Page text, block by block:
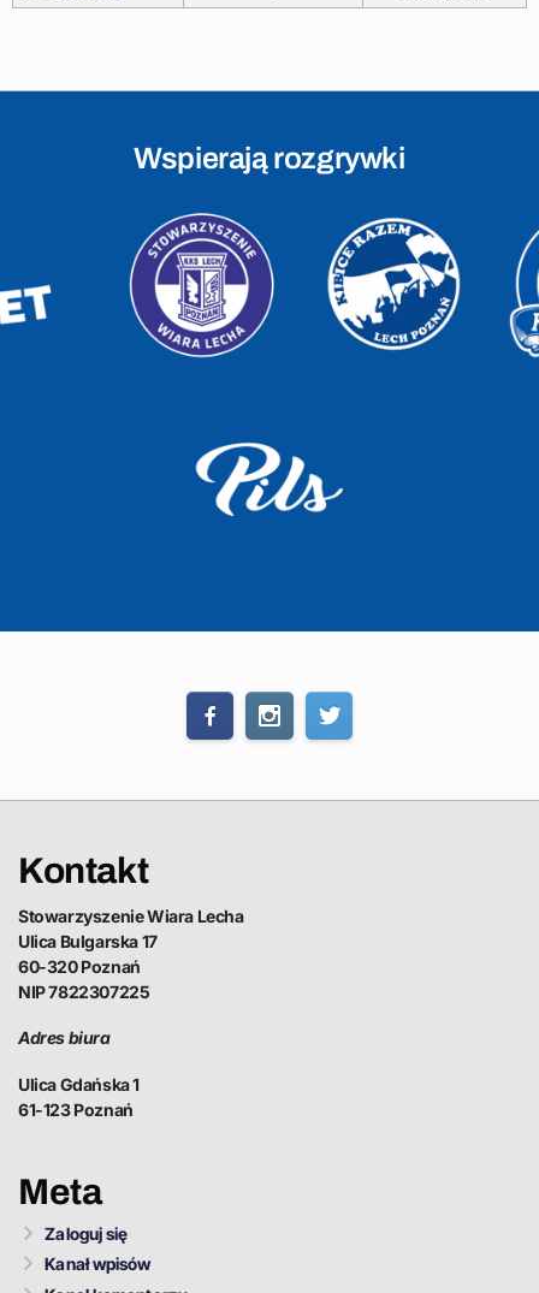
Wspierają rozgrywki
Kontakt
Stowarzyszenie Wiara Lecha
Ulica Bulgarska 17
60-320 Poznań
NIP 7822307225
Adres biura
Ulica Gdańska 1
61-123 Poznań
Meta
Zaloguj się
Kanał wpisów